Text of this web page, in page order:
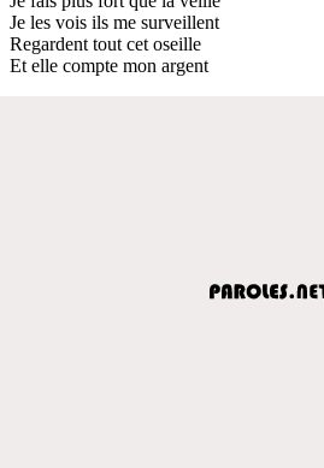
Je les vois ils me surveillent
Regardent tout cet oseille
Et elle compte mon argent